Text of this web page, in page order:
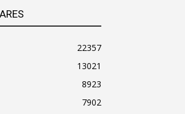
22357
13021
8923
7902